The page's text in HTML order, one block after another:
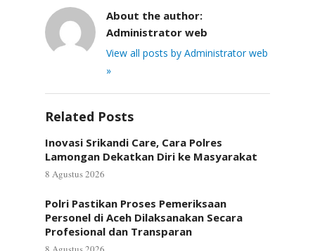
About the author:
Administrator web
View all posts by Administrator web
»
Related Posts
Inovasi Srikandi Care, Cara Polres
Lamongan Dekatkan Diri ke Masyarakat
8 Agustus 2026
Polri Pastikan Proses Pemeriksaan
Personel di Aceh Dilaksanakan Secara
Profesional dan Transparan